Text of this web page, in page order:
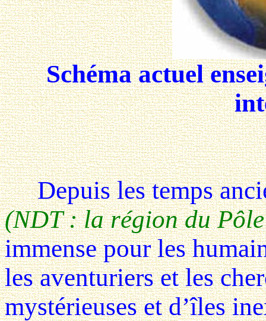
Schéma actuel
Depuis les temps
(NDT : la région du
immense pour les
les aventuriers et les
mystérieuses et d’îles